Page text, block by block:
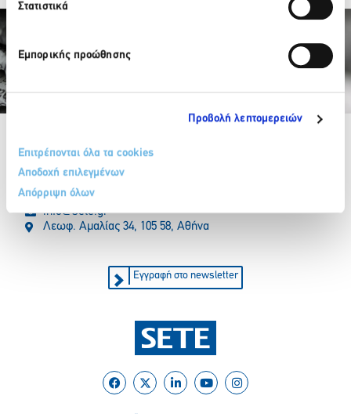
Στατιστικά
Εμπορικής προώθησης
Προβολή λεπτομερειών
Επιτρέπονται όλα τα cookies
Αποδοχή επιλεγμένων
Απόρριψη όλων
Partner Organizations
210 32 17 165
info@sete.gr
Λεωφ. Αμαλίας 34, 105 58, Αθήνα
Εγγραφή στο newsletter